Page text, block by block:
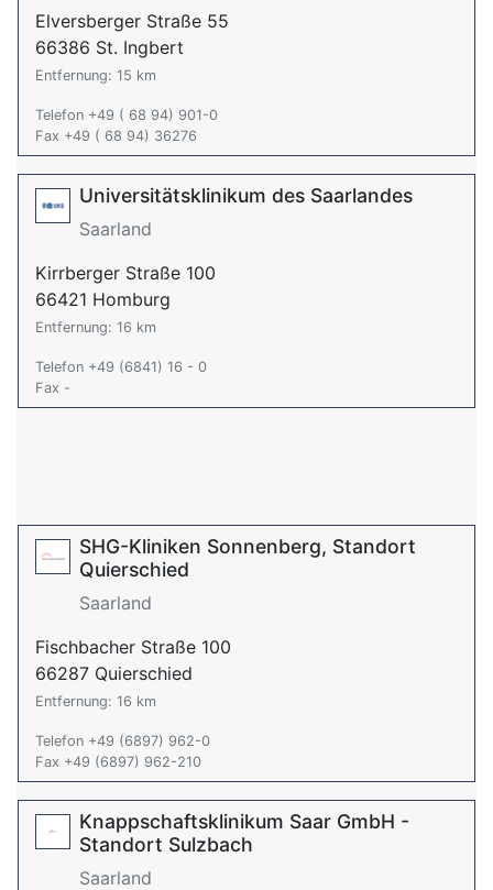
Elversberger Straße 55
66386 St. Ingbert
Entfernung: 15 km
Telefon +49 ( 68 94) 901-0
Fax +49 ( 68 94) 36276
Universitätsklinikum des Saarlandes
Saarland
Kirrberger Straße 100
66421 Homburg
Entfernung: 16 km
Telefon +49 (6841) 16 - 0
Fax -
SHG-Kliniken Sonnenberg, Standort
Quierschied
Saarland
Fischbacher Straße 100
66287 Quierschied
Entfernung: 16 km
Telefon +49 (6897) 962-0
Fax +49 (6897) 962-210
Knappschaftsklinikum Saar GmbH -
Standort Sulzbach
Saarland